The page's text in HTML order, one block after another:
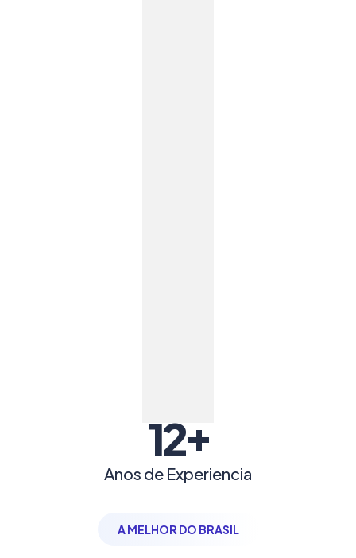
12+
Anos de Experiencia
A MELHOR DO BRASIL